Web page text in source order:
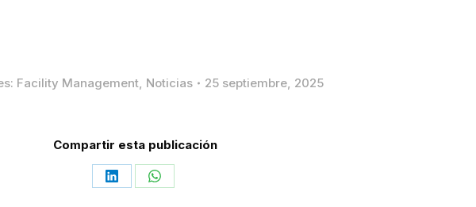
Facility Management, Noticias 25 septiembre, 2025
Compartir esta publicación
Share Share